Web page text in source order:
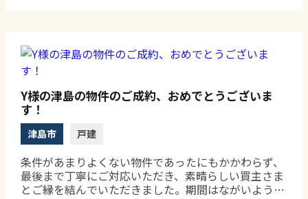
Y様の津島の物件のご成約、おめでとうございま
す！
津島市 戸建
条件があまりよくない物件であったにもかかわらず、
最後まで丁寧にご対応いただき、素晴らしい買主さま
とご縁を結んでいただきました。期間はながいようで